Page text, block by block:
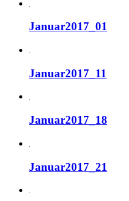
Januar2017_01
Januar2017_11
Januar2017_18
Januar2017_21